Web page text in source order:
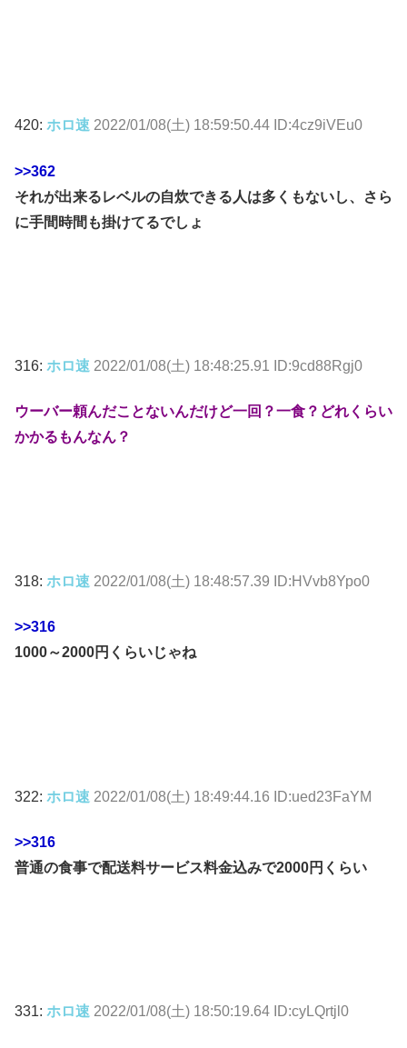
420: ホロ速 2022/01/08(土) 18:59:50.44 ID:4cz9iVEu0
>>362
それが出来るレベルの自炊できる人は多くもないし、さら
に手間時間も掛けてるでしょ
316: ホロ速 2022/01/08(土) 18:48:25.91 ID:9cd88Rgj0
ウーバー頼んだことないんだけど一回？一食？どれくらい
かかるもんなん？
318: ホロ速 2022/01/08(土) 18:48:57.39 ID:HVvb8Ypo0
>>316
1000～2000円くらいじゃね
322: ホロ速 2022/01/08(土) 18:49:44.16 ID:ued23FaYM
>>316
普通の食事で配送料サービス料金込みで2000円くらい
331: ホロ速 2022/01/08(土) 18:50:19.64 ID:cyLQrtjl0